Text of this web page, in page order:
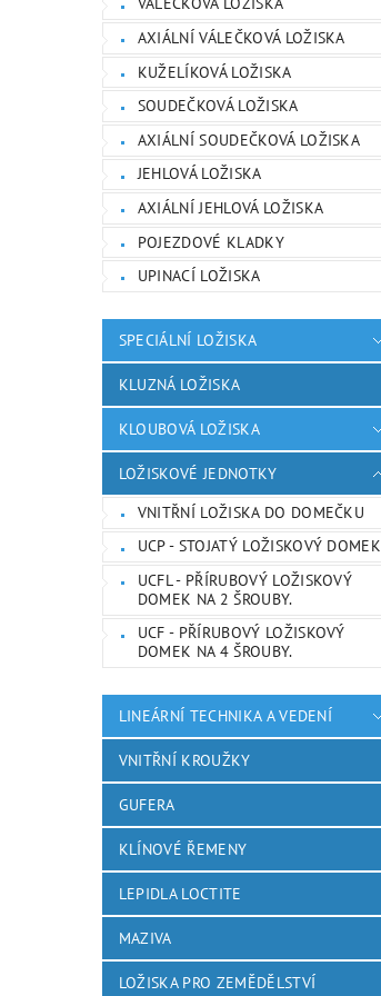
AXIÁLNÍ VÁLEČKOVÁ LOŽISKA
KUŽELÍKOVÁ LOŽISKA
SOUDEČKOVÁ LOŽISKA
AXIÁLNÍ SOUDEČKOVÁ LOŽISKA
JEHLOVÁ LOŽISKA
AXIÁLNÍ JEHLOVÁ LOŽISKA
POJEZDOVÉ KLADKY
UPINACÍ LOŽISKA
SPECIÁLNÍ LOŽISKA
KLUZNÁ LOŽISKA
KLOUBOVÁ LOŽISKA
LOŽISKOVÉ JEDNOTKY
VNITŘNÍ LOŽISKA DO DOMEČKU
UCP - STOJATÝ LOŽISKOVÝ DOMEK
UCFL - PŘÍRUBOVÝ LOŽISKOVÝ
DOMEK NA 2 ŠROUBY.
UCF - PŘÍRUBOVÝ LOŽISKOVÝ
DOMEK NA 4 ŠROUBY.
LINEÁRNÍ TECHNIKA A VEDENÍ
VNITŘNÍ KROUŽKY
GUFERA
KLÍNOVÉ ŘEMENY
LEPIDLA LOCTITE
MAZIVA
LOŽISKA PRO ZEMĚDĚLSTVÍ